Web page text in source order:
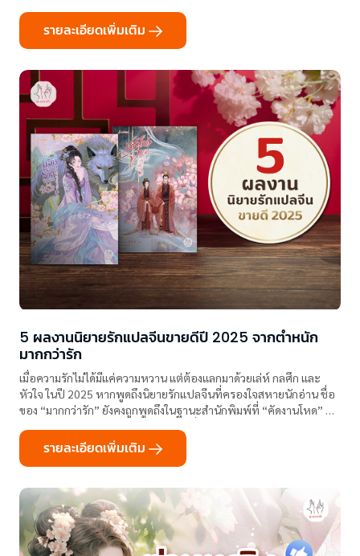
รายละเอียดเพิ่มเติม
5 ผลงานนิยายรักแปลจีนขายดีปี 2025 จากตำหนัก
มากกว่ารัก
เมื่อความรักไม่ได้มีแค่ความหวาน แต่ต้องแลกมาด้วยเล่ห์ กลศึก และ
หัวใจ ในปี 2025 หากพูดถึงนิยายรักแปลจีนที่ครองใจสหายนักอ่าน ชื่อ
ของ “มากกว่ารัก” ยังคงถูกพูดถึงในฐานะสำนักพิมพ์ที่ “คัดงานโหด” ทั้ง
รายละเอียดเพิ่มเติม